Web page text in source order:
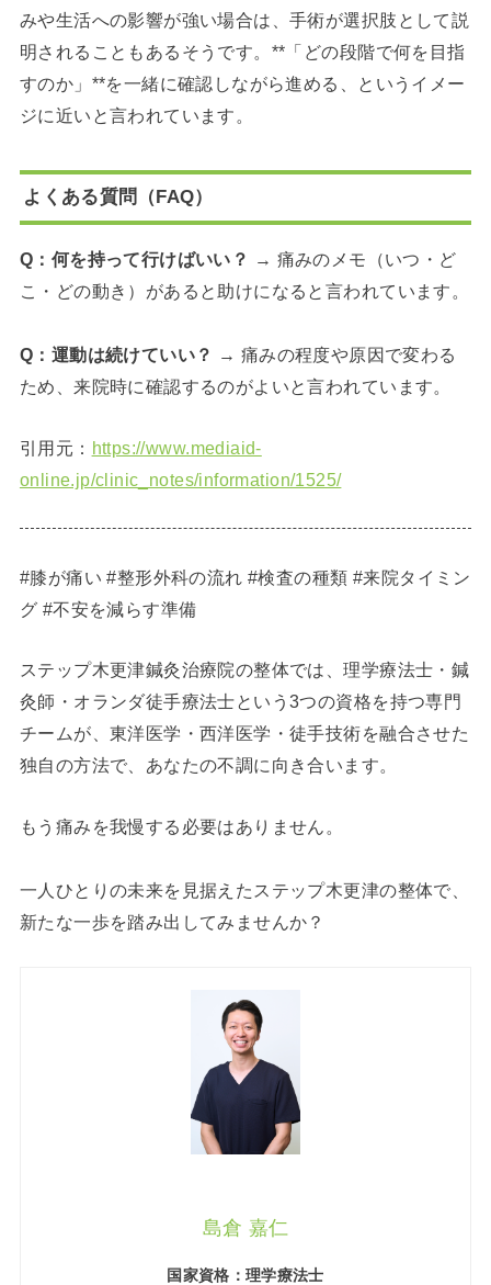
みや生活への影響が強い場合は、手術が選択肢として説
明されることもあるそうです。**「どの段階で何を目指
すのか」**を一緒に確認しながら進める、というイメー
ジに近いと言われています。
よくある質問（FAQ）
Q：何を持って行けばいい？
→ 痛みのメモ（いつ・ど
こ・どの動き）があると助けになると言われています。
Q：運動は続けていい？
→ 痛みの程度や原因で変わる
ため、来院時に確認するのがよいと言われています。
引用元： https://www.mediaid-
online.jp/clinic_notes/information/1525/
#膝が痛い #整形外科の流れ #検査の種類 #来院タイミン
グ #不安を減らす準備
ステップ木更津鍼灸治療院の整体では、理学療法士・鍼
灸師・オランダ徒手療法士という3つの資格を持つ専門
チームが、東洋医学・西洋医学・徒手技術を融合させた
独自の方法で、あなたの不調に向き合います。
もう痛みを我慢する必要はありません。
一人ひとりの未来を見据えたステップ木更津の整体で、
新たな一歩を踏み出してみませんか？
島倉 嘉仁
国家資格：理学療法士